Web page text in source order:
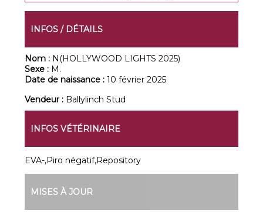
INFOS / DÉTAILS
Nom : N(HOLLYWOOD LIGHTS 2025)
Sexe : M.
Date de naissance :10 février 2025
Vendeur : Ballylinch Stud
INFOS VÉTÉRINAIRE
EVA-,Piro négatif,Repository
MISES À JOUR